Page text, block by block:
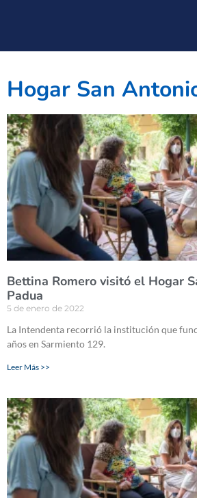
Hogar San
Bettina Romero visitó el Hogar
Padua
5 de enero de 2022
La Intendenta recorrió la institución que
años en Sarmiento 129.
Leer Más >>